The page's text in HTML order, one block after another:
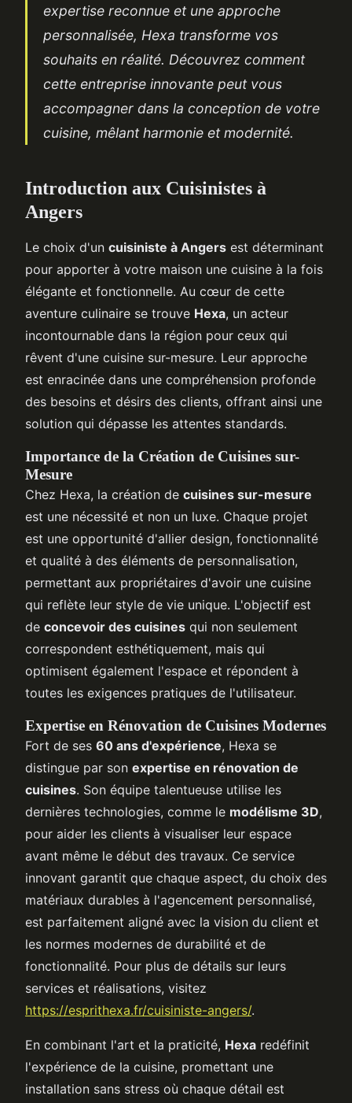
expertise reconnue et une approche
personnalisée, Hexa transforme vos
souhaits en réalité. Découvrez comment
cette entreprise innovante peut vous
accompagner dans la conception de votre
cuisine, mêlant harmonie et modernité.
Introduction aux Cuisinistes à
Angers
Le choix d'un cuisiniste à Angers est déterminant
pour apporter à votre maison une cuisine à la fois
élégante et fonctionnelle. Au cœur de cette
aventure culinaire se trouve Hexa, un acteur
incontournable dans la région pour ceux qui
rêvent d'une cuisine sur-mesure. Leur approche
est enracinée dans une compréhension profonde
des besoins et désirs des clients, offrant ainsi une
solution qui dépasse les attentes standards.
Importance de la Création de Cuisines sur-
Mesure
Chez Hexa, la création de cuisines sur-mesure
est une nécessité et non un luxe. Chaque projet
est une opportunité d'allier design, fonctionnalité
et qualité à des éléments de personnalisation,
permettant aux propriétaires d'avoir une cuisine
qui reflète leur style de vie unique. L'objectif est
de concevoir des cuisines qui non seulement
correspondent esthétiquement, mais qui
optimisent également l'espace et répondent à
toutes les exigences pratiques de l'utilisateur.
Expertise en Rénovation de Cuisines Modernes
Fort de ses 60 ans d'expérience, Hexa se
distingue par son expertise en rénovation de
cuisines. Son équipe talentueuse utilise les
dernières technologies, comme le modélisme 3D,
pour aider les clients à visualiser leur espace
avant même le début des travaux. Ce service
innovant garantit que chaque aspect, du choix des
matériaux durables à l'agencement personnalisé,
est parfaitement aligné avec la vision du client et
les normes modernes de durabilité et de
fonctionnalité. Pour plus de détails sur leurs
services et réalisations, visitez
https://esprithexa.fr/cuisiniste-angers/.
En combinant l'art et la praticité, Hexa redéfinit
l'expérience de la cuisine, promettant une
installation sans stress où chaque détail est